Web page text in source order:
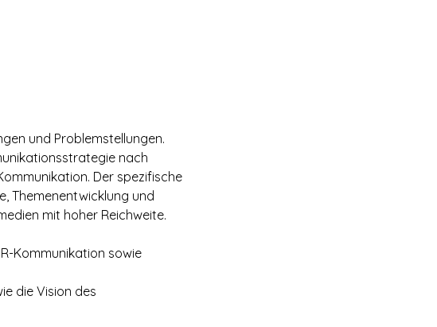
und Problemstellungen.
nach
Der spezifische
Themenentwicklung und
mit hoher Reichweite.
Kommunikation sowie
die Vision des